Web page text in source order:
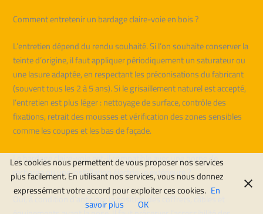
Comment entretenir un bardage claire-voie en bois ?
L’entretien dépend du rendu souhaité. Si l’on souhaite conserver la
teinte d’origine, il faut appliquer périodiquement un saturateur ou
une lasure adaptée, en respectant les préconisations du fabricant
(souvent tous les 2 à 5 ans). Si le grisaillement naturel est accepté,
l’entretien est plus léger : nettoyage de surface, contrôle des
fixations, retrait des mousses et vérification des zones sensibles
comme les coupes et les bas de façade.
Le bardage claire-voie est-il compatible avec une borne de
recharge ou une installation électrique extérieure ?
Oui, à condition d’anticiper la position des coffrets, câbles et
Les cookies nous permettent de vous proposer nos services
plus facilement. En utilisant nos services, vous nous donnez
expressément votre accord pour exploiter ces cookies. En
savoir plus
OK